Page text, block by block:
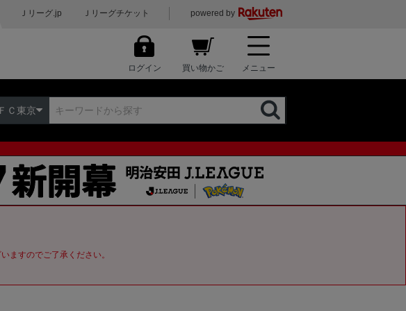
Ｊリーグ.jp Ｊリーグチケット powered by
ログイン 買い物かご メニュー
ＦＣ東京
ますのでご了承ください。